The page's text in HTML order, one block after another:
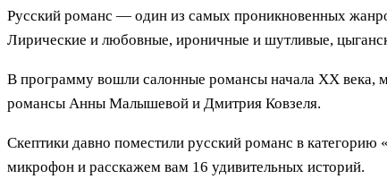
Русский романс — один из самых проникновенных
Лирические и любовные, ироничные и шутливые,
В программу вошли салонные романсы начала XX века,
романсы Анны Малышевой и Дмитрия Ковзеля.
Скептики давно поместили русский романс в
микрофон и расскажем вам 16 удивительных историй.